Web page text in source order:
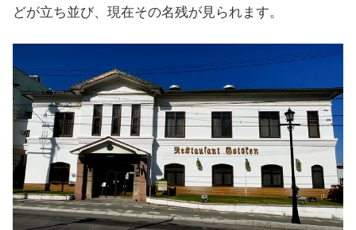
どが立ち並び、現在その名残が見られます。